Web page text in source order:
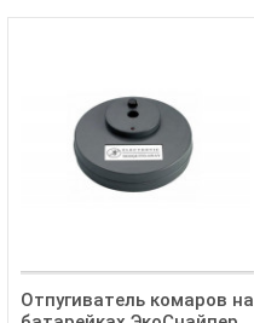
Отпугиватель комаров на